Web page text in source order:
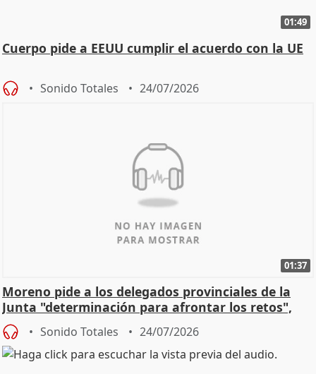
01:49
Cuerpo pide a EEUU cumplir el acuerdo con la UE
Sonido Totales 24/07/2026
01:37
Moreno pide a los delegados provinciales de la
Junta "determinación para afrontar los retos",
diálog
Sonido Totales 24/07/2026